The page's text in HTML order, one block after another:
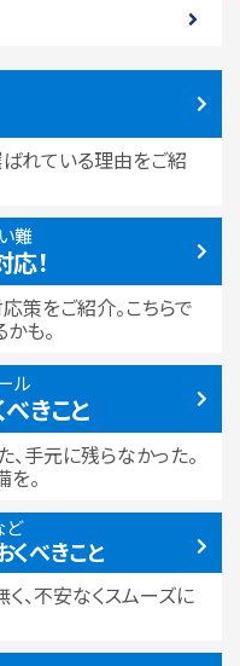
れている理由をご紹
難
！
策をご紹介。こちらで
も。
ル
きこと
手元に残らなかった。
。
ど
くべきこと
、不安なくスムーズに